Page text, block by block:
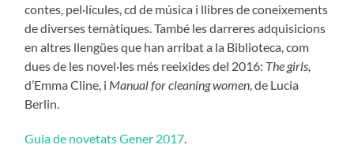
contes, pel·lícules, cd de música i llibres de coneixements
de diverses temàtiques. També les darreres adquisicions
en altres llengües que han arribat a la Biblioteca, com
dues de les novel·les més reeixides del 2016: The girls,
d’Emma Cline, i Manual for cleaning women , de Lucia
Berlin.
Guia de novetats Gener 2017